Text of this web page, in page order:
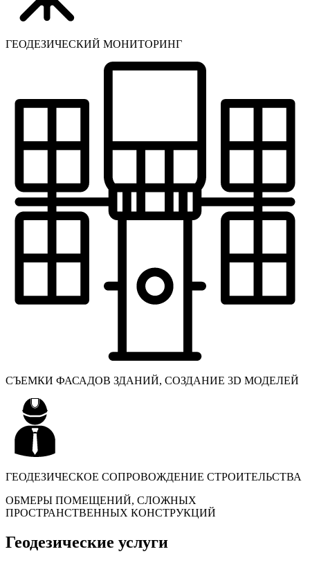
ГЕОДЕЗИЧЕСКИЙ МОНИТОРИНГ
СЪЕМКИ ФАСАДОВ ЗДАНИЙ, СОЗДАНИЕ 3D МОДЕЛЕЙ
ГЕОДЕЗИЧЕСКОЕ СОПРОВОЖДЕНИЕ СТРОИТЕЛЬСТВА
ОБМЕРЫ ПОМЕЩЕНИЙ, СЛОЖНЫХ
ПРОСТРАНСТВЕННЫХ КОНСТРУКЦИЙ
Геодезические услуги